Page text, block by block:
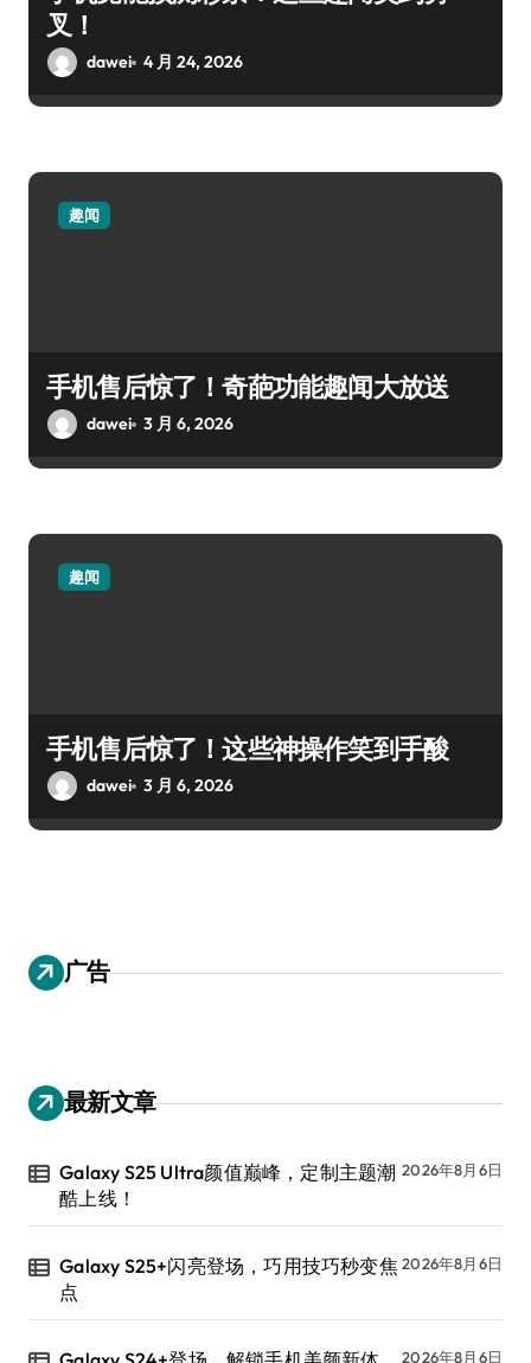
叉！
dawei 4 月 24, 2026
趣闻
手机售后惊了！奇葩功能趣闻大放送
dawei 3 月 6, 2026
趣闻
手机售后惊了！这些神操作笑到手酸
dawei 3 月 6, 2026
广告
最新文章
Galaxy S25 Ultra颜值巅峰，定制主题潮
酷上线！
2026年8月6日
Galaxy S25+闪亮登场，巧用技巧秒变焦
点
2026年8月6日
2026年8月6日